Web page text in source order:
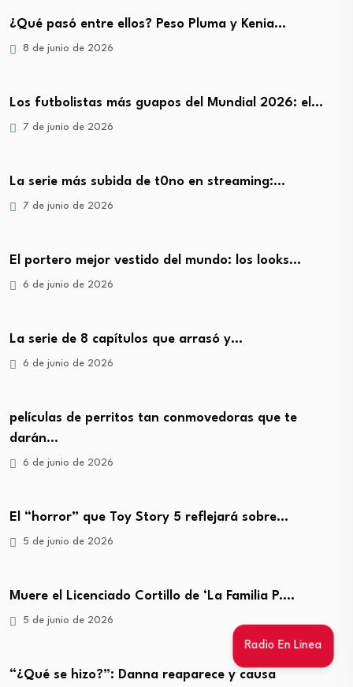
Radio En Linea
¿Qué pasó entre ellos? Peso Pluma y Kenia…
8 de junio de 2026
Los futbolistas más guapos del Mundial 2026: el…
7 de junio de 2026
La serie más subida de t0no en streaming:…
7 de junio de 2026
El portero mejor vestido del mundo: los looks…
6 de junio de 2026
La serie de 8 capítulos que arrasó y…
6 de junio de 2026
películas de perritos tan conmovedoras que te
darán…
6 de junio de 2026
El “horror” que Toy Story 5 reflejará sobre…
5 de junio de 2026
Muere el Licenciado Cortillo de ‘La Familia P.…
5 de junio de 2026
“¿Qué se hizo?”: Danna reaparece y causa